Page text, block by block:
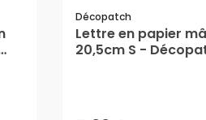
Décopatch
Lettre en papier
20,5cm S -